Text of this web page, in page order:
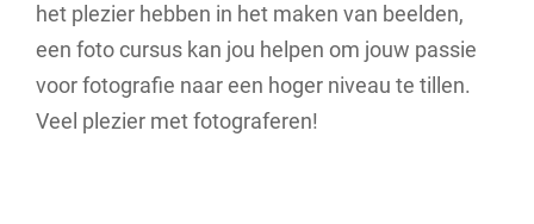
het plezier hebben in het maken van beelden,
een foto cursus kan jou helpen om jouw passie
voor fotografie naar een hoger niveau te tillen.
Veel plezier met fotograferen!